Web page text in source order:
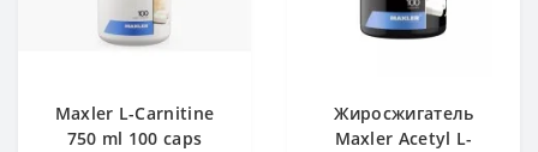
Maxler L-Carnitine
750 ml 100 caps
Жиросжигатель
Maxler Acetyl L-